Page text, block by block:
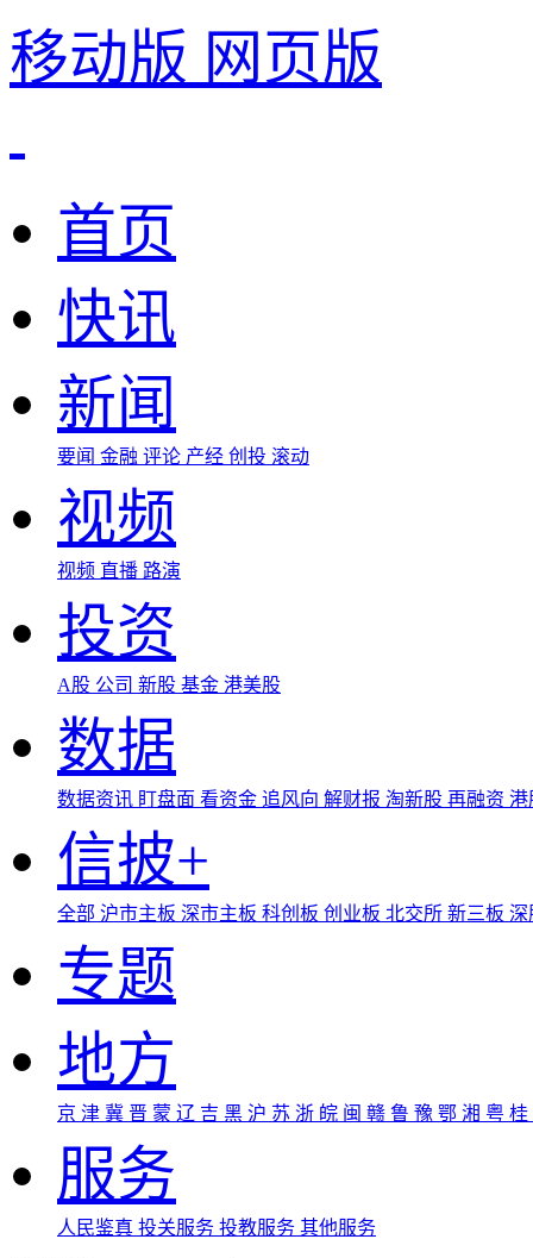
移动版 网页版
首页
快讯
新闻
要闻 金融 评论 产经 创投 滚动
视频
视频 直播 路演
投资
A股 公司 新股 基金 港美股
数据
数据资讯 盯盘面 看资金 追风向 解财报 淘新股 再融资
信披+
全部 沪市主板 深市主板 科创板 创业板 北交所 新三板
专题
地方
京 津 冀 晋 蒙 辽 吉 黑 沪 苏 浙 皖 闽 赣 鲁 豫 鄂 湘 粤 桂
服务
人民鉴真 投关服务 投教服务 其他服务